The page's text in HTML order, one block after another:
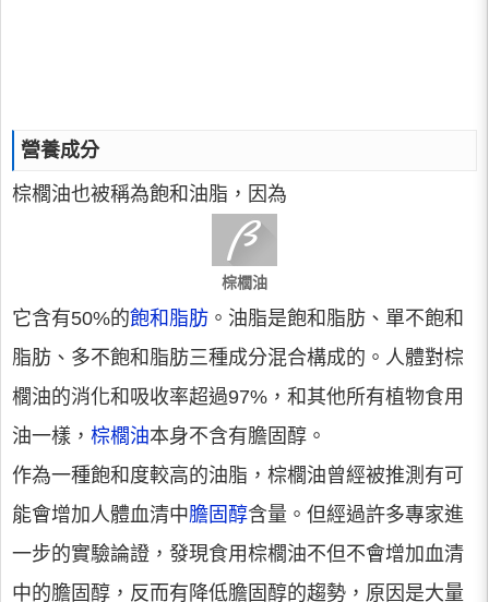
營養成分
棕櫚油也被稱為飽和油脂，因為
棕櫚油
它含有50%的飽和脂肪 。油脂是飽和脂肪、單不飽和
脂肪、多不飽和脂肪三種成分混合構成的。人體對棕
櫚油的消化和吸收率超過97%，和其他所有植物食用
油一樣， 棕櫚油本身不含有膽固醇。
作為一種飽和度較高的油脂，棕櫚油曾經被推測有可
能會增加人體血清中膽固醇含量。但經過許多專家進
一步的實驗論證，發現食用棕櫚油不但不會增加血清
中的膽固醇，反而有降低膽固醇的趨勢，原因是大量